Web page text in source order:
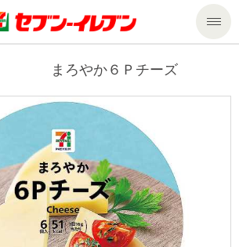
ーン
まろやか６Ｐチーズ